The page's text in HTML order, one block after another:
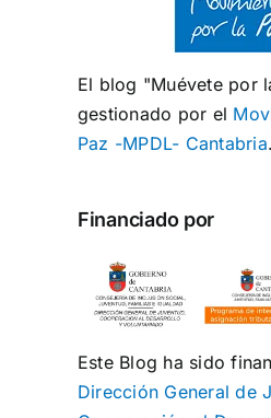
El blog "Muévete por
gestionado por el
Paz -MPDL- Cantabria.
Financiado por
Este Blog ha sido
Dirección General de